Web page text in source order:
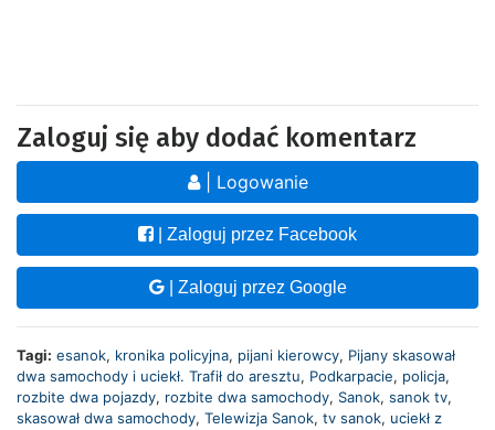
Zaloguj się aby dodać komentarz
| Logowanie
| Zaloguj przez Facebook
| Zaloguj przez Google
Tagi: esanok, kronika policyjna, pijani kierowcy, Pijany skasował
dwa samochody i uciekł. Trafił do aresztu, Podkarpacie, policja,
rozbite dwa pojazdy, rozbite dwa samochody, Sanok, sanok tv,
skasował dwa samochody, Telewizja Sanok, tv sanok, uciekł z